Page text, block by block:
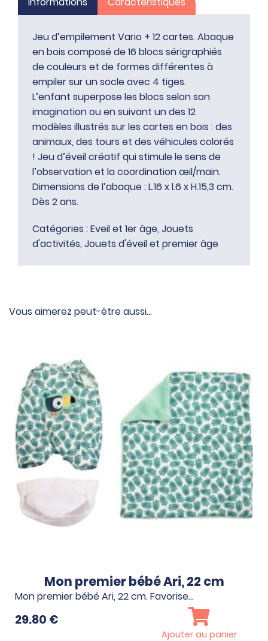
Jeu d’empilement Vario + 12 cartes. Abaque
en bois composé de 16 blocs sérigraphiés
de couleurs et de formes différentes à
empiler sur un socle avec 4 tiges.
L’enfant superpose les blocs selon son
imagination ou en suivant un des 12
modèles illustrés sur les cartes en bois : des
animaux, des tours et des véhicules colorés
! Jeu d’éveil créatif qui stimule le sens de
l’observation et la coordination œil/main.
Dimensions de l’abaque : L.16 x l.6 x H.15,3 cm.
Dès 2 ans.
Catégories :Eveil et 1er âge, Jouets
d'activités, Jouets d'éveil et premier âge
Vous aimerez peut-être aussi…
Mon premier bébé Ari, 22 cm
Mon premier bébé Ari, 22 cm. Favorise…
29.80 €
Ajouter au panier